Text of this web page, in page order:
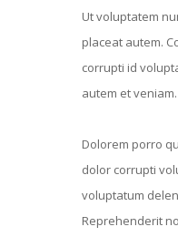
Ut voluptatem
placeat autem.
corrupti id
autem et veniam.
Dolorem porro
dolor corrupti
voluptatum
Reprehenderit